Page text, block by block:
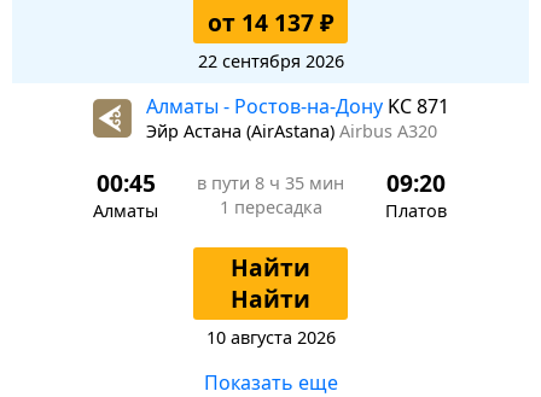
от 14 137 ₽
22 сентября 2026
Алматы - Ростов-на-Дону KC 871
Эйр Астана (AirAstana) Airbus A320
00:45
Алматы
в пути 8 ч 35 мин
1 пересадка
09:20
Платов
Найти
Найти
10 августа 2026
Показать еще